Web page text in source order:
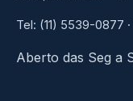
Tel: (11) 5539-0877
Aberto das Seg a